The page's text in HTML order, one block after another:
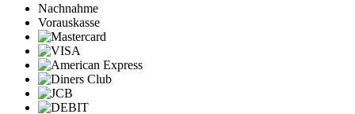
Nachnahme
Vorauskasse